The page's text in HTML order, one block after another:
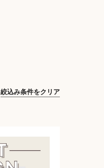
絞込み条件をクリア